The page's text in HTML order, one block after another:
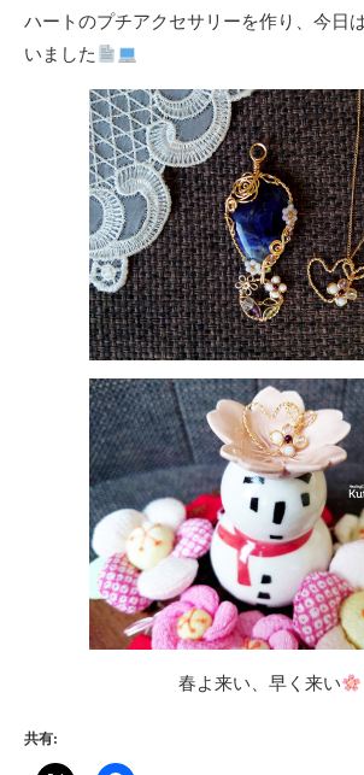
ハートのプチアクセサリーを作り、今日
いました
春よ来い、早く来い
共有: